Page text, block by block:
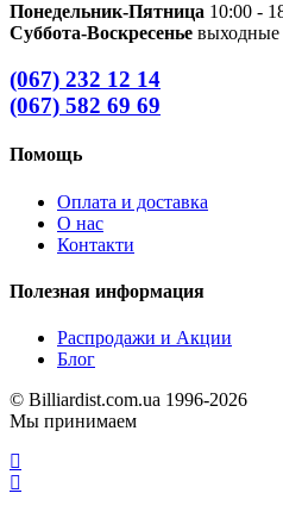
Понедельник-Пятница 10:00 -
Суббота-Воскресенье выходные
(067) 232 12 14
(067) 582 69 69
Помощь
Оплата и доставка
О нас
Контакти
Полезная информация
Распродажи и Акции
Блог
© Billiardist.com.ua 1996-2026
Мы принимаем